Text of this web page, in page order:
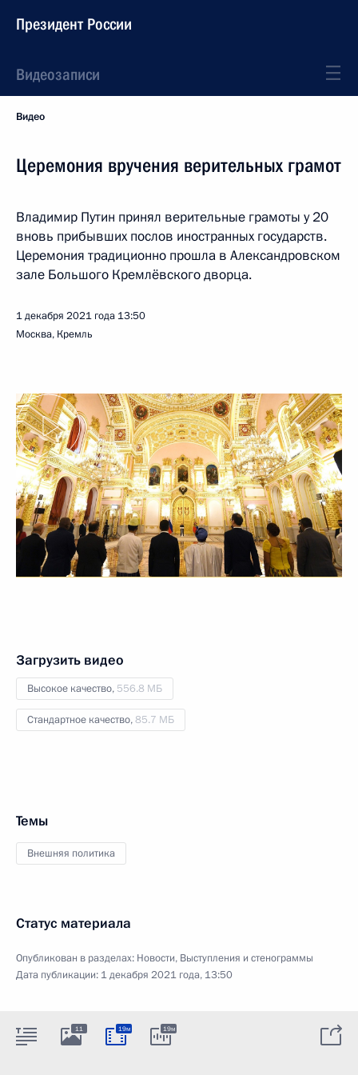
Президент России
Видеозаписи
Видео
Церемония вручения верительных грамот
Владимир Путин принял верительные грамоты у 20
вновь прибывших послов иностранных государств.
Церемония традиционно прошла в Александровском
зале Большого Кремлёвского дворца.
1 декабря 2021 года 13:50
Москва, Кремль
Загрузить видео
Высокое качество, 556.8 МБ
Стандартное качество,85.7 МБ
Темы
Внешняя политика
Статус материала
Опубликован в разделах: Новости, Выступления и стенограммы
Дата публикации: 1 декабря 2021 года, 13:50
11 19м 19м